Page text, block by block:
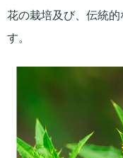
花の栽培及び、伝統
す。